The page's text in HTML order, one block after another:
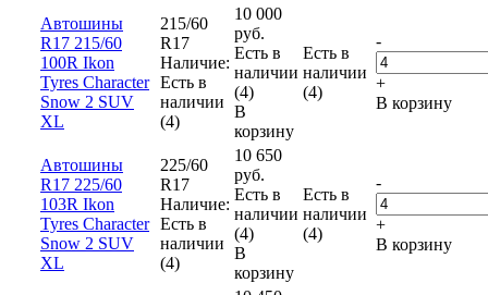
Автошины
R17 215/60
100R Ikon
Tyres Character
Snow 2 SUV
XL
215/60
R17
Наличие:
Есть в
наличии
(4)
10 000
руб.
Есть в
наличии
(4)
В
корзину
Есть в
наличии
(4)
-
+
В корзину
Автошины
R17 225/60
103R Ikon
Tyres Character
Snow 2 SUV
XL
225/60
R17
Наличие:
Есть в
наличии
(4)
10 650
руб.
Есть в
наличии
(4)
В
корзину
Есть в
наличии
(4)
-
+
В корзину